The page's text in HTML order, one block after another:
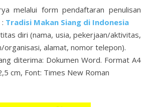
melalui form pendaftaran penulisan
Tradisi Makan Siang di Indonesia
diri (nama, usia, pekerjaan/aktivitas,
organisasi, alamat, nomor telepon).
diterima: Dokumen Word. Format A4
cm, Font: Times New Roman